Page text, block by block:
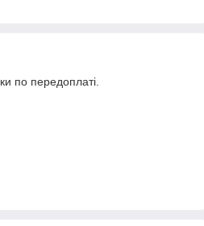
по передоплаті.